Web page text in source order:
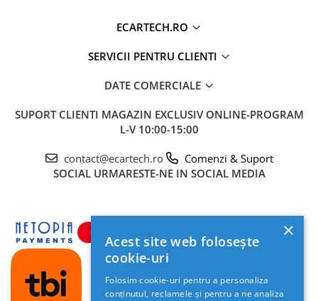
ECARTECH.RO
SERVICII PENTRU CLIENTI
DATE COMERCIALE
SUPORT CLIENTI MAGAZIN EXCLUSIV ONLINE-PROGRAM
L-V 10:00-15:00
contact@ecartech.ro
Comenzi & Suport
SOCIAL URMARESTE-NE IN SOCIAL MEDIA
×
Acest site web folosește
cookie-uri
Folosim cookie-uri pentru a personaliza
conținutul, reclamele și pentru a ne analiza